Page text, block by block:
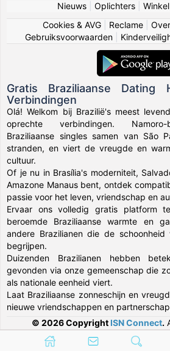
Nieuws| Oplichters| Winkel
Cookies & AVG
Reclame
Gebruiksvoorwaarden
Gratis Braziliaanse Dating
Verbindingen
Olá! Welkom bij Brazilië's meest
oprechte verbindingen. Namoro-
Braziliaanse singles samen van São
stranden, en viert de vreugde en
cultuur.
Of je nu in Brasília's moderniteit,
Amazone Manaus bent, ontdek
passie voor het leven, vriendschap en
Ervaar ons volledig gratis platform
beroemde Braziliaanse warmte en
andere Brazilianen die de
begrijpen.
Duizenden Brazilianen hebben
gevonden via onze gemeenschap die
als nationale eenheid viert.
Laat Braziliaanse zonneschijn en
nieuwe vriendschappen en
© 2026 Copyright ISN Connect.